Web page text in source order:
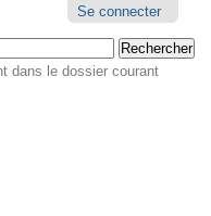
Se connecter
dans le dossier courant